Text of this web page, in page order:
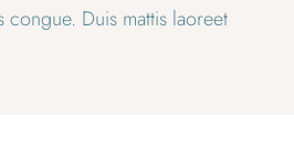
congue. Duis mattis laoreet